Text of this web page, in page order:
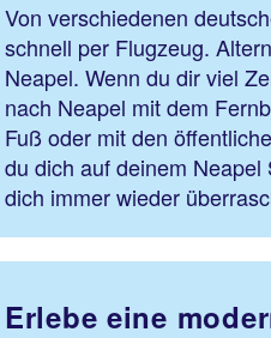
Von verschiedenen
schnell per Flugzeug.
Neapel. Wenn du dir viel
nach Neapel mit dem
Fuß oder mit den
du dich auf deinem
dich immer wieder
Erlebe eine